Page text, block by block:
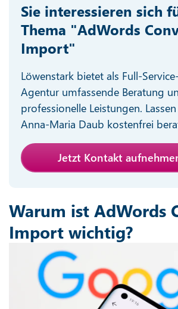
Sie interessieren sich
Thema "AdWords
Import"
Löwenstark bietet als Full-
Agentur umfassende Beratung
professionelle Leistungen.
Anna-Maria Daub kostenfrei
Jetzt Kontakt
Warum ist AdWords
Import wichtig?